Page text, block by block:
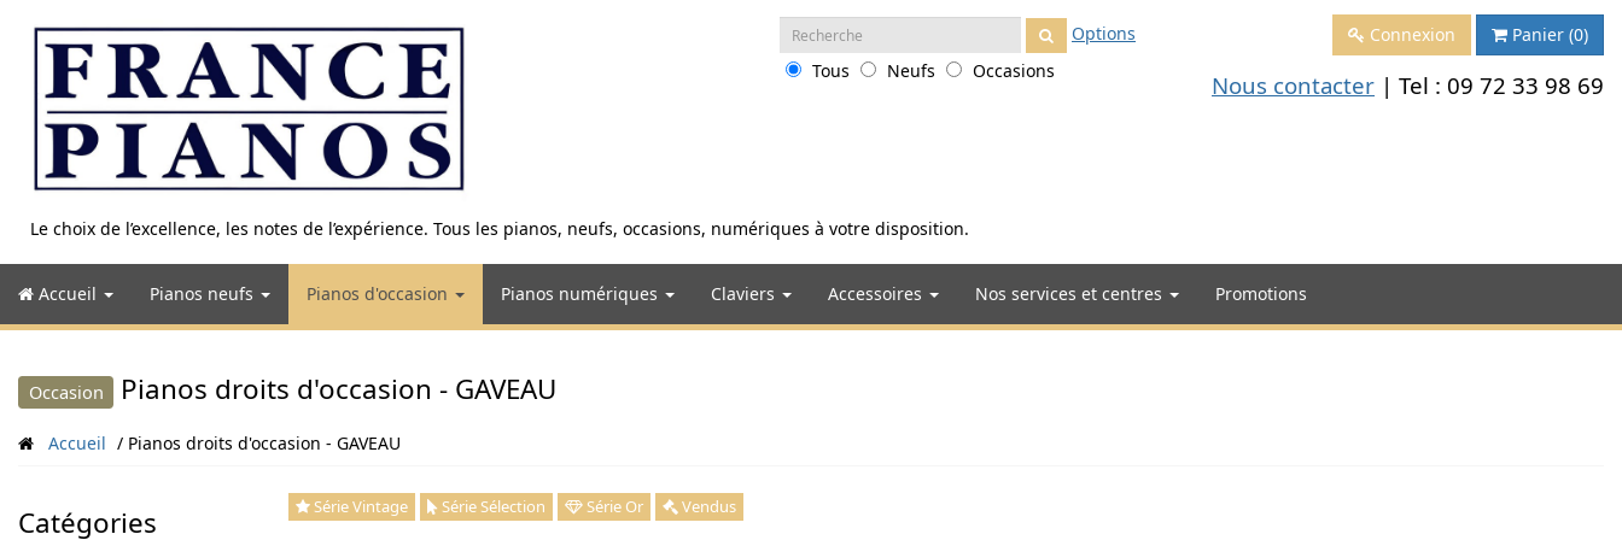
contenu
Le choix de l’excellence, les notes de l’expérience. Tous les pianos, neufs, occasions, numériques à votre disposition.
Recherche
:
Options
Tous
Neufs Occasions
Connexion Panier (0)
Nous contacter | Tel : 09 72 33 98 69
Accueil Pianos neufs Pianos d'occasion Pianos numériques Claviers Accessoires Nos services et centres Promotions
Occasion Pianos droits d'occasion - GAVEAU
Accueil Pianos droits d'occasion - GAVEAU
Catégories Série Vintage Série Sélection Série Or Vendus